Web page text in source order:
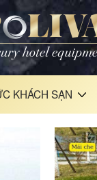
KHÁCH SẠN